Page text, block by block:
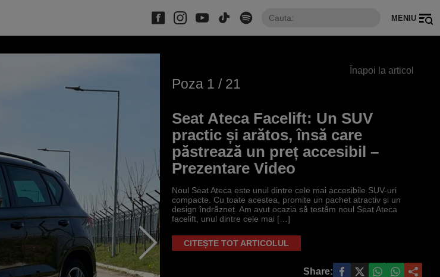
MENIU
Înapoi la articol
Poza 1 / 21
Seat Ateca Facelift: Un SUV
practic și arătos, însă care
păstrează un preț accesibil –
Prezentare Video
Noul Seat Ateca este unul dintre cele mai accesibile SUV-uri
compacte. Cu toate acestea, promite un pachet atractiv și un
design îndrăzneț. Am avut ocazia să testăm noul Seat Ateca
facelift, unul dintre cele mai […]
CITEȘTE TOT ARTICOLUL
Share: